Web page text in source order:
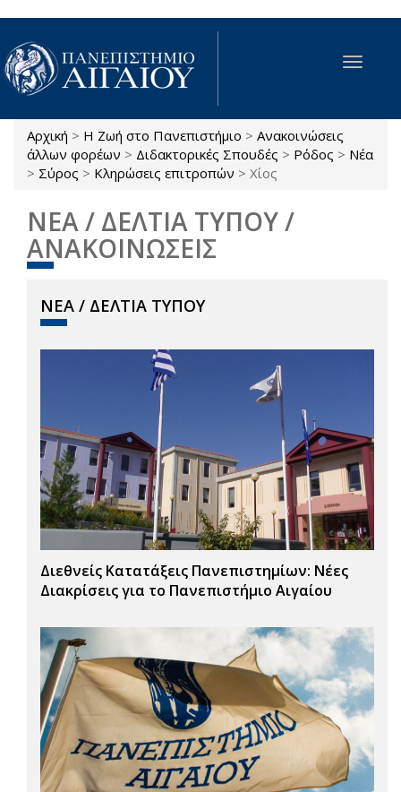
Παράκαμψη προς το κυρίως περιεχόμενο
Toggle
Είστε εδώ
Αρχική > Η Ζωή στο Πανεπιστήμιο > Ανακοινώσεις
άλλων φορέων > Διδακτορικές Σπουδές > Ρόδος > Νέα
> Σύρος > Κληρώσεις επιτροπών > Χίος
ΝΕΑ / ΔΕΛΤΙΑ ΤΥΠΟΥ /
ΑΝΑΚΟΙΝΩΣΕΙΣ
ΝΕΑ / ΔΕΛΤΙΑ ΤΥΠΟΥ
Διεθνείς Κατατάξεις Πανεπιστημίων: Νέες
Διακρίσεις για το Πανεπιστήμιο Αιγαίου